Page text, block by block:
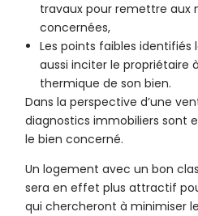
travaux pour remettre aux
concernées,
Les points faibles identifiés
aussi inciter le propriétaire
thermique de son bien.
Dans la perspective d’une
diagnostics immobiliers sont
le bien concerné.
Un logement avec un bon
sera en effet plus attractif
qui chercheront à minimiser